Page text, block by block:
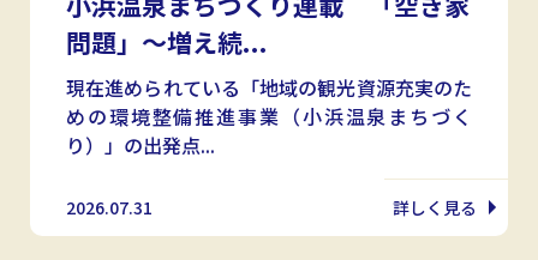
問題」〜増え続...
現在進められている「地域の観光資源充実のた
めの環境整備推進事業（小浜温泉まちづく
り）」の出発点...
2026.07.31 詳しく見る